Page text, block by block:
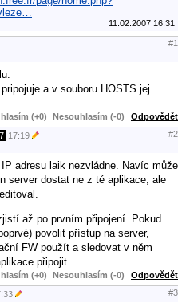
11.02.2007 16:31
#1
a v souboru HOSTS jej
(+0) Nesouhlasím (-0) Odpovědět
17:19 #2
adresu laik nezvládne. Navíc může
server dostat ne z té aplikace, ale
až po prvním připojení. Pokud
povolit přístup na server,
FW použít a sledovat v něm
připojit.
(+0) Nesouhlasím (-0) Odpovědět
#3